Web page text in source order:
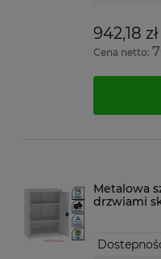
942,18 zł
Cena netto:
Metalowa
drzwiami